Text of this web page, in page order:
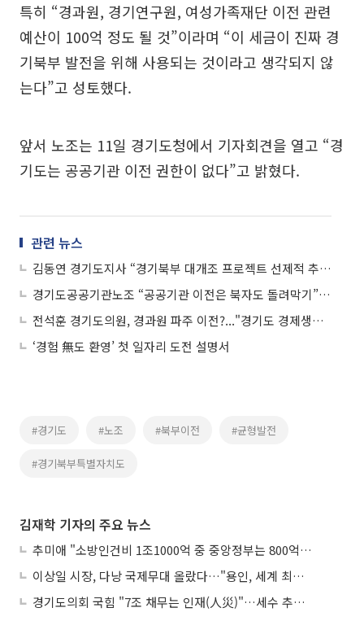
특히 “경과원, 경기연구원, 여성가족재단 이전 관련
예산이 100억 정도 될 것”이라며 “이 세금이 진짜 경
기북부 발전을 위해 사용되는 것이라고 생각되지 않
는다”고 성토했다.
앞서 노조는 11일 경기도청에서 기자회견을 열고 “경
기도는 공공기관 이전 권한이 없다”고 밝혔다.
관련 뉴스
김동연 경기도지사 “경기북부 대개조 프로젝트 선제적 추진”
경기도공공기관노조 “공공기관 이전은 북자도 돌려막기” 철회 촉구
전석훈 경기도의원, 경과원 파주 이전?..."경기도 경제생태계는 파산 우려 심각"
‘경험 無도 환영’ 첫 일자리 도전 설명서
#경기도 #노조 #북부이전 #균형발전
#경기북부특별자치도
김재학 기자의 주요 뉴스
추미애 "소방인건비 1조1000억 중 중앙정부는 800억뿐"
이상일 시장, 다낭 국제무대 올랐다…"용인, 세계 최대 반도체 도시 된다"
경기도의회 국힘 "7조 채무는 인재(人災)"…세수 추계 조작 의혹 제기